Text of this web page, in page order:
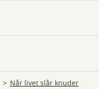
Når livet slår knuder